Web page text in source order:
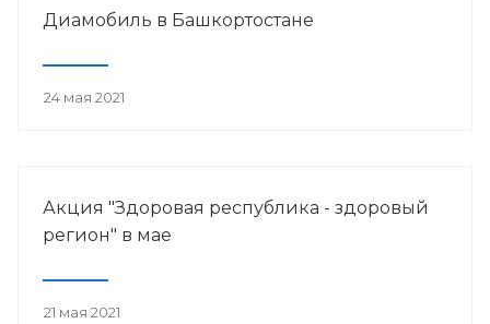
Диамобиль в Башкортостане
24 мая 2021
Акция "Здоровая республика - здоровый
регион" в мае
21 мая 2021